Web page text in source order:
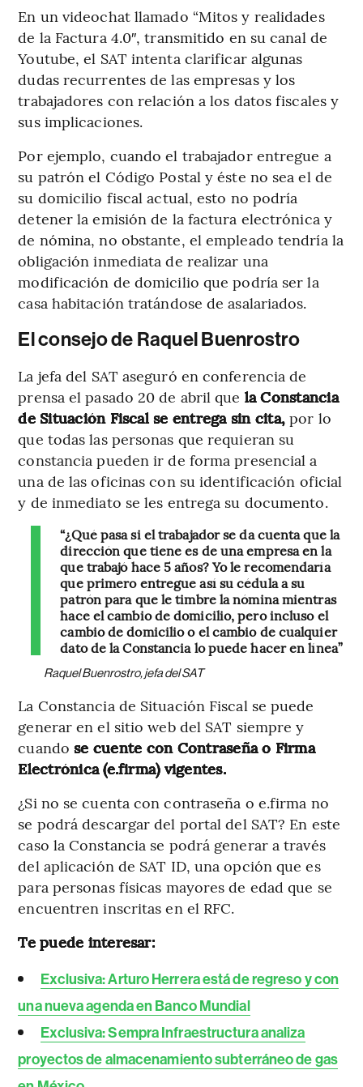
En un videochat llamado “Mitos y realidades
de la Factura 4.0″, transmitido en su canal de
Youtube, el SAT intenta clarificar algunas
dudas recurrentes de las empresas y los
trabajadores con relación a los datos fiscales y
sus implicaciones.
Por ejemplo, cuando el trabajador entregue a
su patrón el Código Postal y éste no sea el de
su domicilio fiscal actual, esto no podría
detener la emisión de la factura electrónica y
de nómina, no obstante, el empleado tendría la
obligación inmediata de realizar una
modificación de domicilio que podría ser la
casa habitación tratándose de asalariados.
El consejo de Raquel Buenrostro
La jefa del SAT aseguró en conferencia de
prensa el pasado 20 de abril que la Constancia
de Situación Fiscal se entrega sin cita, por lo
que todas las personas que requieran su
constancia pueden ir de forma presencial a
una de las oficinas con su identificación oficial
y de inmediato se les entrega su documento.
“¿Qué pasa si el trabajador se da cuenta que la
dirección que tiene es de una empresa en la
que trabajó hace 5 años? Yo le recomendaría
que primero entregue así su cédula a su
patrón para que le timbre la nómina mientras
hace el cambio de domicilio, pero incluso el
cambio de domicilio o el cambio de cualquier
dato de la Constancia lo puede hacer en línea”
Raquel Buenrostro, jefa del SAT
La Constancia de Situación Fiscal se puede
generar en el sitio web del SAT siempre y
cuando se cuente con Contraseña o Firma
Electrónica (e.firma) vigentes.
¿Si no se cuenta con contraseña o e.firma no
se podrá descargar del portal del SAT? En este
caso la Constancia se podrá generar a través
del aplicación de SAT ID, una opción que es
para personas físicas mayores de edad que se
encuentren inscritas en el RFC.
Te puede interesar:
Exclusiva: Arturo Herrera está de regreso y con
una nueva agenda en Banco Mundial
Exclusiva: Sempra Infraestructura analiza
proyectos de almacenamiento subterráneo de gas